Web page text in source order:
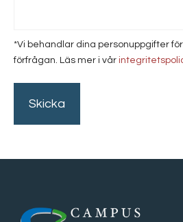
*Vi behandlar dina personuppgifter
förfrågan. Läs mer i vår